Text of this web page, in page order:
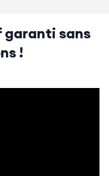
garanti sans
!